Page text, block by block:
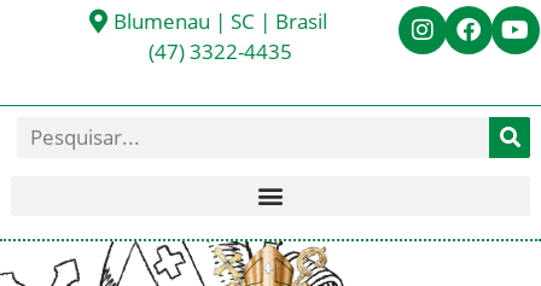
Blumenau | SC | Brasil
(47) 3322-4435